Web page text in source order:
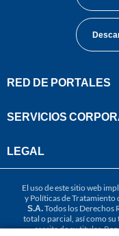
RED DE PORTALES
SERVICIOS
LEGAL
El uso de este sitio web
y Políticas de Tratamiento
S.A.Todos los Derechos
total o parcial, así como
escrita de su titular.